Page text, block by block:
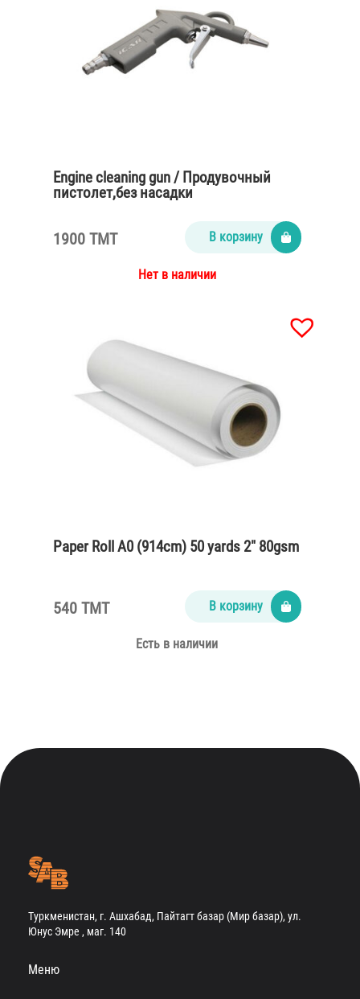
Engine cleaning gun / Продувочный
пистолет,без насадки
1900 TMT В корзину
Нет в наличии
Paper Roll A0 (914cm) 50 yards 2″ 80gsm
540 TMT В корзину
Есть в наличии
Туркменистан, г. Ашхабад, Пайтагт базар (Мир базар), ул.
Юнус Эмре , маг. 140
Меню